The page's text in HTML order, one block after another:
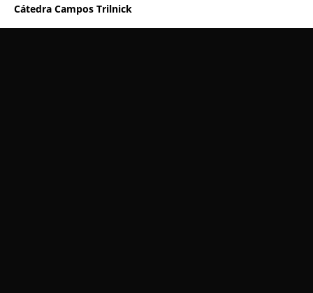
Cátedra Campos Trilnick